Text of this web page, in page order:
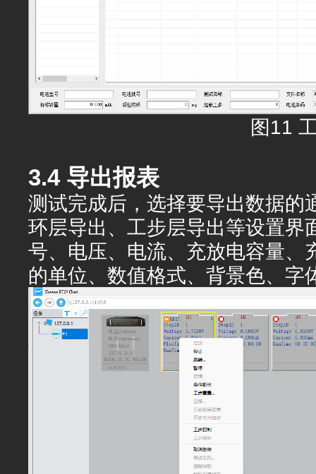
图11
3.4 导出报表
测试完成后，选择要导出数据的
环层导出、工步层导出等设置界
号、电压、电流、充放电容量、
的单位、数值格式、背景色、